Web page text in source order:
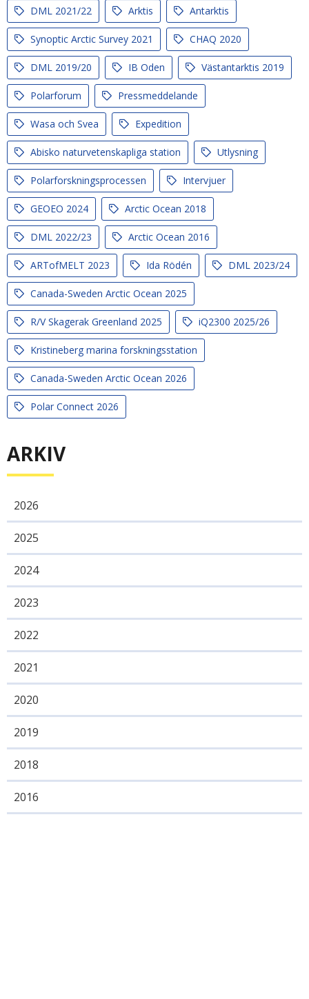
DML 2021/22 Arktis Antarktis
Synoptic Arctic Survey 2021 CHAQ 2020
DML 2019/20 IB Oden Västantarktis 2019
Polarforum Pressmeddelande
Wasa och Svea Expedition
Abisko naturvetenskapliga station Utlysning
Polarforskningsprocessen Intervjuer
GEOEO 2024 Arctic Ocean 2018
DML 2022/23 Arctic Ocean 2016
ARTofMELT 2023 Ida Rödén DML 2023/24
Canada-Sweden Arctic Ocean 2025
R/V Skagerak Greenland 2025 iQ2300 2025/26
Kristineberg marina forskningsstation
Canada-Sweden Arctic Ocean 2026
Polar Connect 2026
ARKIV
2026
2025
2024
2023
2022
2021
2020
2019
2018
2016